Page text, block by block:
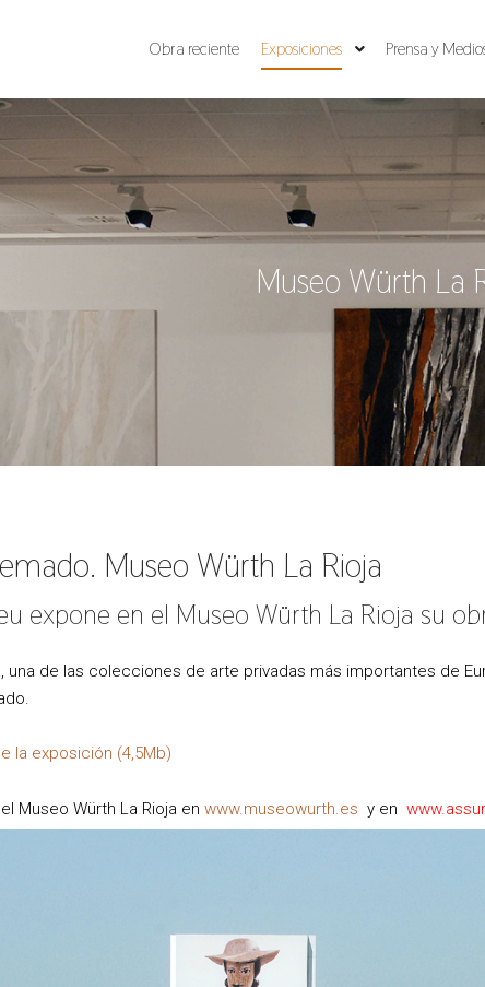
Obra reciente Exposiciones Prensa y
Museo Würth La
Museo Würth La Rioja
expone en el Museo Würth La Rioja su
una de las colecciones de arte privadas más importantes de
la exposición (4,5Mb)
Museo Würth La Rioja en www.museowurth.es y en